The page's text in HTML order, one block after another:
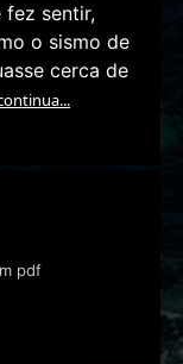
fez sentir,
o sismo de
cerca de
pdf